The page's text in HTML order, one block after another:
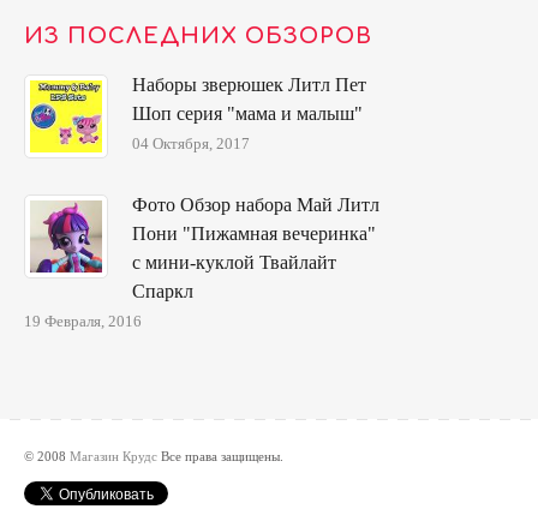
ИЗ ПОСЛЕДНИХ ОБЗОРОВ
Наборы зверюшек Литл Пет
Шоп серия "мама и малыш"
04 Октября, 2017
Фото Обзор набора Май Литл
Пони "Пижамная вечеринка"
с мини-куклой Твайлайт
Спаркл
19 Февраля, 2016
© 2008 Магазин Крудс Все права защищены.